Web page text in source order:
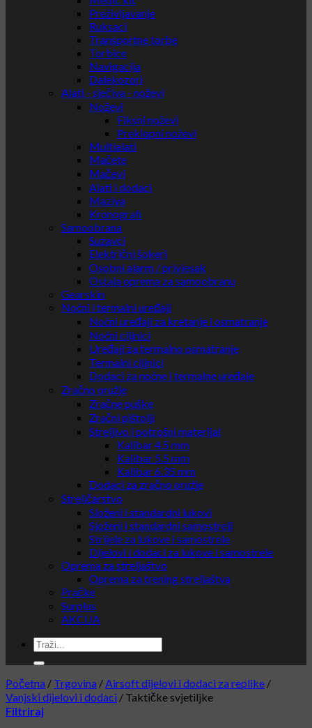
Preživljavanje
Ruksaci
Transportne torbe
Torbice
Navigacija
Dalekozori
Alati - sječiva - noževi
Noževi
Fiksni noževi
Preklopni noževi
Multialati
Mačete
Mačevi
Alati i dodaci
Maziva
Kronografi
Samoobrana
Suzavci
Električni šokeri
Osobni alarm / privjesak
Ostala oprema za samoobranu
Gearskin
Noćni i termalni uređaji
Noćni uređaji za kretanje i osmatranje
Noćni ciljnici
Uređaji za termalno osmatranje
Termalni ciljnici
Dodaci za noćne i termalne uređaje
Zračno oružje
Zračne puške
Zračni pištolji
Streljivo i potrošni materijal
Kalibar 4.5 mm
Kalibar 5.5 mm
Kalibar 6.35 mm
Dodaci za zračno oružje
Streličarstvo
Složeni i standardni lukovi
Složeni i standardni samostreli
Strijele za lukove i samostrele
Dijelovi i dodaci za lukove i samostrele
Oprema za streljaštvo
Oprema za trening streljaštva
Pračke
Surplus
AKCIJA
Početna / Trgovina /Airsoft dijelovi i dodaci za replike /
Vanjski dijelovi i dodaci / Taktičke svjetiljke
Filtriraj